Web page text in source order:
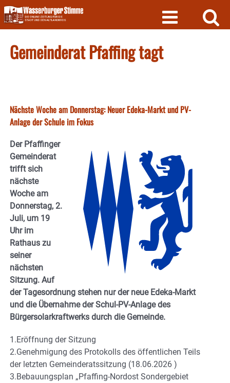
Skip
to
content
Gemeinderat Pfaffing tagt
Nächste Woche am Donnerstag: Neuer Edeka-Markt und PV-
Anlage der Schule im Fokus
Der Pfaffinger
Gemeinderat
trifft sich
nächste
Woche am
Donnerstag, 2.
Juli, um 19
Uhr im
Rathaus zu
seiner
nächsten
Sitzung. Auf
der Tagesordnung stehen nur der neue Edeka-Markt
und die Übernahme der Schul-PV-Anlage des
Bürgersolarkraftwerks durch die Gemeinde.
1.Eröffnung der Sitzung
2.Genehmigung des Protokolls des öffentlichen Teils
der letzten Gemeinderatssitzung (18.06.2026 )
3.Bebauungsplan „Pfaffing-Nordost Sondergebiet